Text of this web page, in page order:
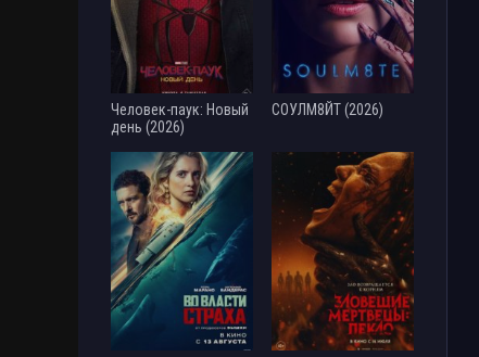
Человек-паук: Новый
день (2026)
СОУЛМ8ЙТ (2026)